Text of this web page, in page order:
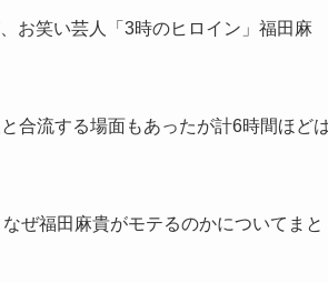
お笑い芸人「3時のヒロイン」福田麻
合流する場面もあったが計6時間ほど
ぜ福田麻貴がモテるのかについてまと